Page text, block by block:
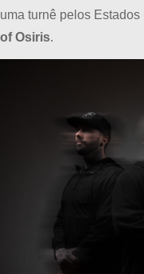
uma turnê pelos
of Osiris.